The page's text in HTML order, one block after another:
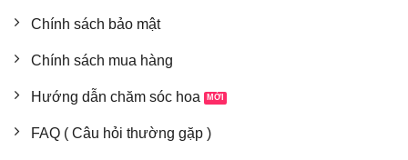
Chính sách bảo mật
Chính sách mua hàng
Hướng dẫn chăm sóc hoa
FAQ ( Câu hỏi thường gặp )